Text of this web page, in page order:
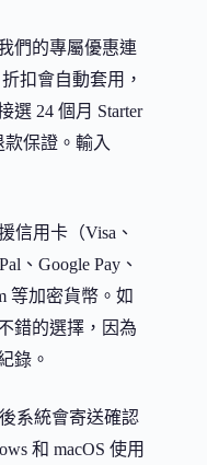
們的專屬優惠連
扣會自動套用，
選 24 個月 Starter
保證。輸入
信用卡（Visa、
、Google Pay、
等加密貨幣。如
錯的選擇，因為
錄。
系統會寄送確認
和 macOS 使用